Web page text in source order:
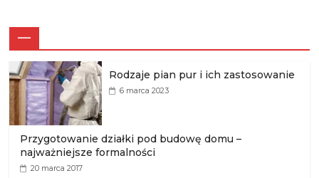
—
Rodzaje pian pur i ich zastosowanie
6 marca 2023
Przygotowanie działki pod budowę domu –
najważniejsze formalności
20 marca 2017